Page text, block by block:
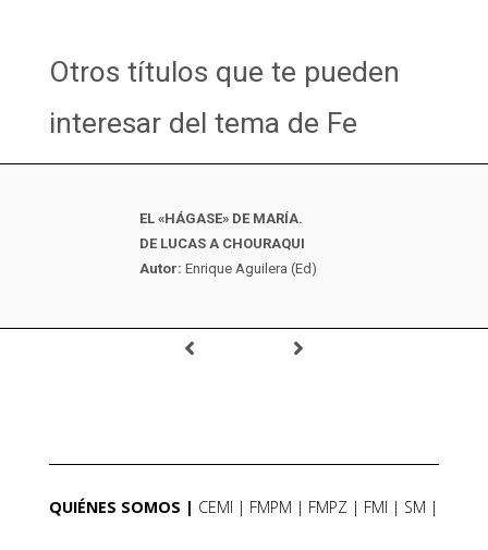
Otros títulos que te pueden
interesar del tema de Fe
EL «HÁGASE» DE MARÍA.
DE LUCAS A CHOURAQUI
Autor: Enrique Aguilera (Ed)
QUIÉNES SOMOS CEMI FMPM FMPZ FMI SM